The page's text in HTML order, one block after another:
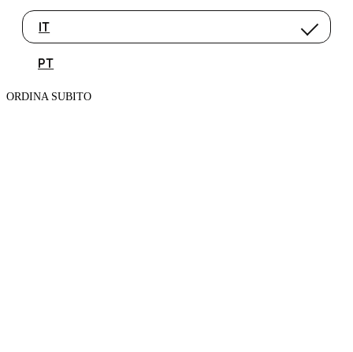
IT
PT
ORDINA SUBITO